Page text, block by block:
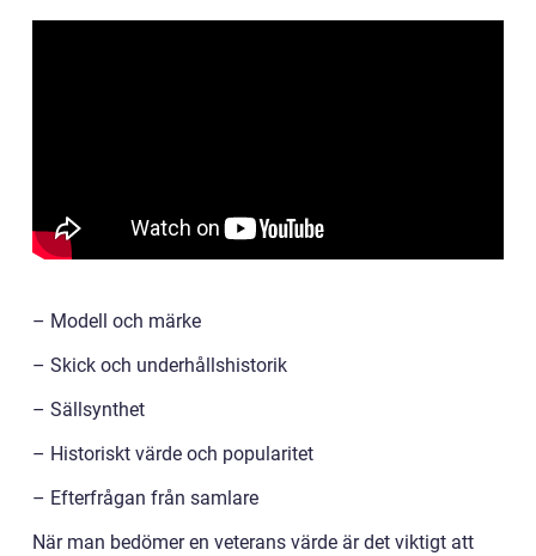
– Modell och märke
– Skick och underhållshistorik
– Sällsynthet
– Historiskt värde och popularitet
– Efterfrågan från samlare
När man bedömer en veterans värde är det viktigt att